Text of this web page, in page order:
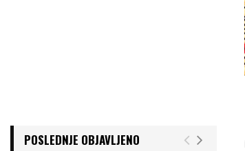
POSLEDNJE OBJAVLJENO